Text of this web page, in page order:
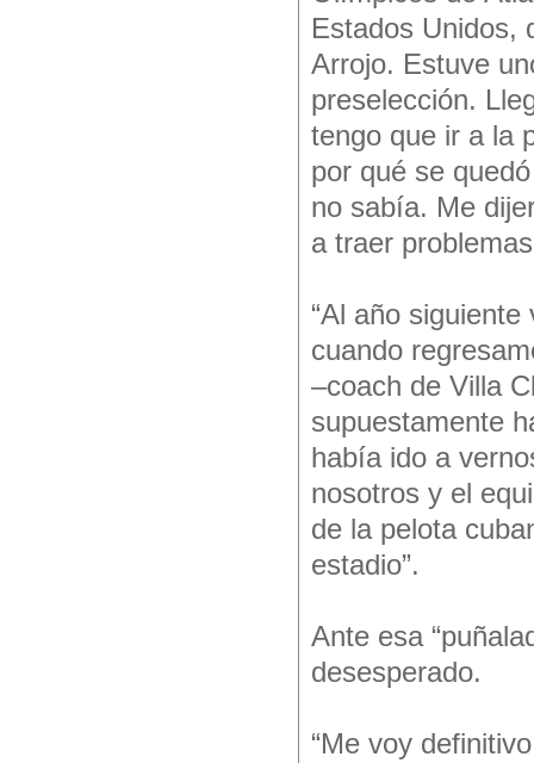
Estados Unidos,
Arrojo. Estuve
preselección.
tengo que ir a la
por qué se
no sabía. Me
a traer
“Al año
cuando
–coach de Villa
supuestamente
había ido a
nosotros y el
de la pelota
estadio”.
Ante esa
desesperado.
“Me voy